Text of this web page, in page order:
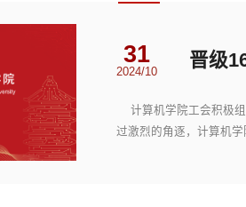
31
2024/10
计算机学院工会积极组
过激烈的角逐，计算机